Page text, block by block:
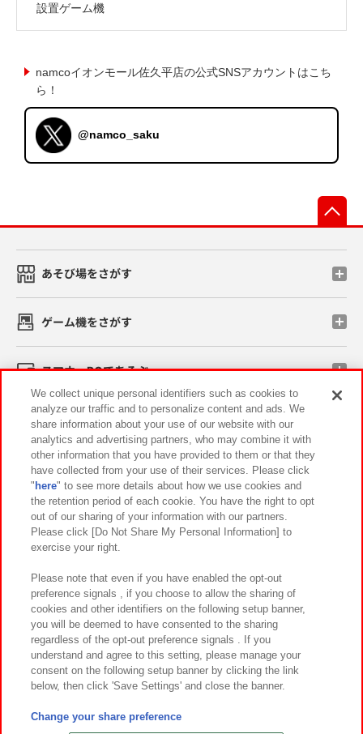
設置ゲーム機
namcoイオンモール佐久平店の公式SNSアカウントはこち
ら！
@namco_saku
あそび場をさがす
ゲーム機をさがす
スマホ・PCであそぶ
イベント・キャンペーン
関連会社 サステナビリティ サイトポリシー
プライバシーポリシー ウェブアクセシビリティ方針と検証結果
お取引先さまとともに
カスタマーハラスメント対応方針 よくあるご質問・お問い合わせ
©Bandai Namco Amusement Inc.
©Bandai Namco Amusement Lab Inc.
We collect unique personal identifiers such as cookies to
analyze our traffic and to personalize content and ads. We
share information about your use of our website with our
analytics and advertising partners, who may combine it with
other information that you have provided to them or that they
have collected from your use of their services. Please click
" here" to see more details about how we use cookies and
the retention period of each cookie. You have the right to opt
out of our sharing of your information with our partners.
Please click [Do Not Share My Personal Information] to
exercise your right.
Please note that even if you have enabled the opt-out
preference signals , if you choose to allow the sharing of
cookies and other identifiers on the following setup banner,
you will be deemed to have consented to the sharing
regardless of the opt-out preference signals . If you
understand and agree to this setting, please manage your
consent on the following setup banner by clicking the link
below, then click 'Save Settings' and close the banner.
Change your share preference